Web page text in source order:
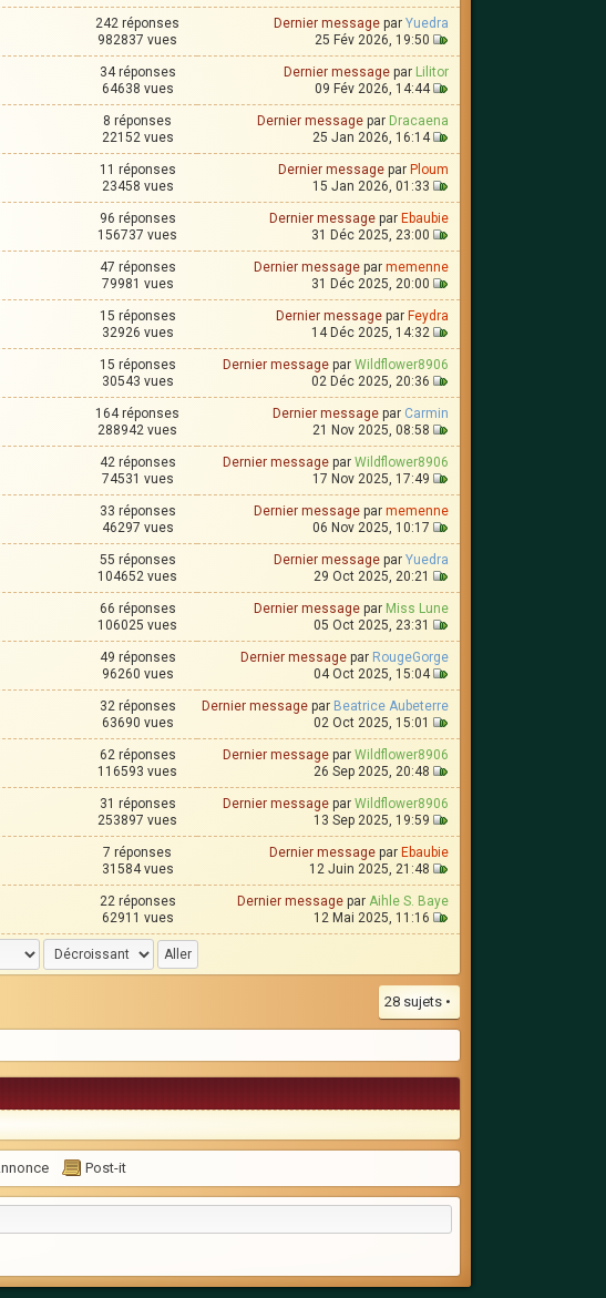
242 réponses
982837 vues
Dernier message par Yuedra
25 Fév 2026, 19:50
34 réponses
64638 vues
Dernier message par Lilitor
09 Fév 2026, 14:44
8 réponses
22152 vues
Dernier message par Dracaena
25 Jan 2026, 16:14
11 réponses
23458 vues
Dernier message par Ploum
15 Jan 2026, 01:33
96 réponses
156737 vues
Dernier message par Ebaubie
31 Déc 2025, 23:00
47 réponses
79981 vues
Dernier message par memenne
31 Déc 2025, 20:00
15 réponses
32926 vues
Dernier message par Feydra
14 Déc 2025, 14:32
15 réponses
30543 vues
Dernier message par Wildflower8906
02 Déc 2025, 20:36
164 réponses
288942 vues
Dernier message par Carmin
21 Nov 2025, 08:58
42 réponses
74531 vues
Dernier message par Wildflower8906
17 Nov 2025, 17:49
33 réponses
46297 vues
Dernier message par memenne
06 Nov 2025, 10:17
55 réponses
104652 vues
Dernier message par Yuedra
29 Oct 2025, 20:21
66 réponses
106025 vues
Dernier message par Miss Lune
05 Oct 2025, 23:31
49 réponses
96260 vues
Dernier message par RougeGorge
04 Oct 2025, 15:04
32 réponses
63690 vues
Dernier message par Beatrice Aubeterre
02 Oct 2025, 15:01
62 réponses
116593 vues
Dernier message par Wildflower8906
26 Sep 2025, 20:48
31 réponses
253897 vues
Dernier message par Wildflower8906
13 Sep 2025, 19:59
7 réponses
31584 vues
Dernier message par Ebaubie
12 Juin 2025, 21:48
22 réponses
62911 vues
Dernier message par Aihle S. Baye
12 Mai 2025, 11:16
28 sujets •
Post-it